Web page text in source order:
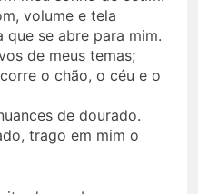
volume e tela
que se abre para mim.
de meus temas;
o chão, o céu e o
de dourado.
trago em mim o